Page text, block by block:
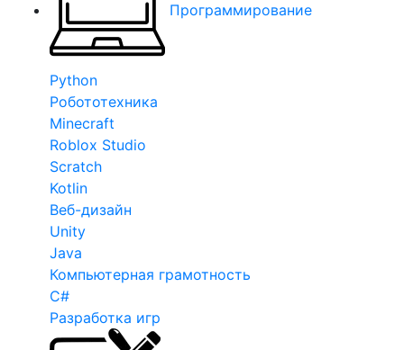
Программирование
Python
Робототехника
Minecraft
Roblox Studio
Scratch
Kotlin
Веб-дизайн
Unity
Java
Компьютерная грамотность
C#
Разработка игр